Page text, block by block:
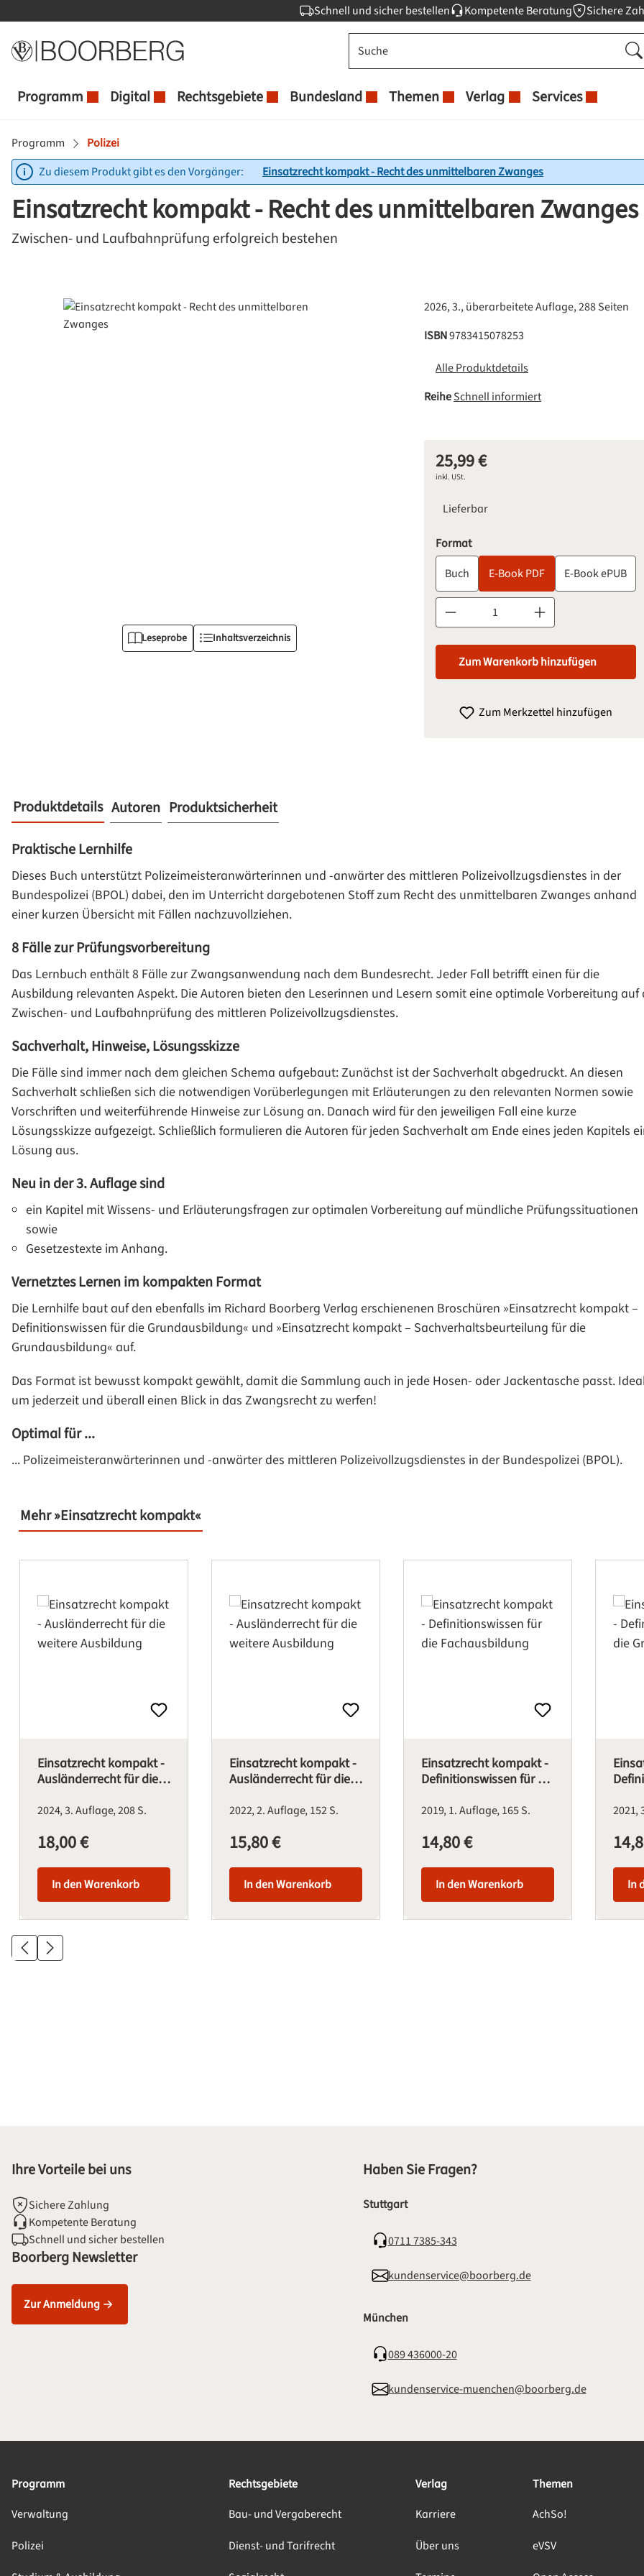
Schnell und sicher bestellen Kompetente Beratung Sichere
Programm Digital Rechtsgebiete Bundesland Themen Verlag Services
Programm
Polizei
Zu diesem Produkt gibt es den Vorgänger:
Einsatzrecht kompakt - Recht des unmittelbaren Zwanges
Einsatzrecht kompakt - Recht des unmittelbaren Zwanges
Zwischen- und Laufbahnprüfung erfolgreich bestehen
Bildergalerie überspringen
Leseprobe Inhaltsverzeichnis
2026, 3., überarbeitete Auflage, 288 Seiten
ISBN9783415078253
Alle Produktdetails
ReiheSchnell informiert
Regulärer Preis:
25,99 €
inkl. USt.
Lieferbar
Formatauswählen
Buch
E-Book PDF
E-Book ePUB
Produkt Anzahl: Gib den gewünschten
Zum Warenkorb hinzufügen
Zum Merkzettel hinzufügen
Produktdetails
Praktische Lernhilfe
Dieses Buch unterstützt Polizeimeisteranwärterinnen und -anwärter des mittleren Polizeivollzugsdienstes in der
Bundespolizei (BPOL) dabei, den im Unterricht dargebotenen Stoff zum Recht des unmittelbaren Zwanges anhand
einer kurzen Übersicht mit Fällen nachzuvollziehen.
8 Fälle zur Prüfungsvorbereitung
Das Lernbuch enthält 8 Fälle zur Zwangsanwendung nach dem Bundesrecht. Jeder Fall betrifft einen für die
Ausbildung relevanten Aspekt. Die Autoren bieten den Leserinnen und Lesern somit eine optimale Vorbereitung auf
Zwischen- und Laufbahnprüfung des mittleren Polizeivollzugsdienstes.
Sachverhalt, Hinweise, Lösungsskizze
Die Fälle sind immer nach dem gleichen Schema aufgebaut: Zunächst ist der Sachverhalt abgedruckt. An diesen
Sachverhalt schließen sich die notwendigen Vorüberlegungen mit Erläuterungen zu den relevanten Normen sowie
Vorschriften und weiterführende Hinweise zur Lösung an. Danach wird für den jeweiligen Fall eine kurze
Lösungsskizze aufgezeigt. Schließlich formulieren die Autoren für jeden Sachverhalt am Ende eines jeden Kapitels
Lösung aus.
Neu in der 3. Auflage sind
ein Kapitel mit Wissens- und Erläuterungsfragen zur optimalen Vorbereitung auf mündliche Prüfungssituationen
sowie
Gesetzestexte im Anhang.
Vernetztes Lernen im kompakten Format
Die Lernhilfe baut auf den ebenfalls im Richard Boorberg Verlag erschienenen Broschüren »Einsatzrecht kompakt –
Definitionswissen für die Grundausbildung« und »Einsatzrecht kompakt – Sachverhaltsbeurteilung für die
Grundausbildung« auf.
Das Format ist bewusst kompakt gewählt, damit die Sammlung auch in jede Hosen- oder Jackentasche passt.
um jederzeit und überall einen Blick in das Zwangsrecht zu werfen!
Optimal für ...
... Polizeimeisteranwärterinnen und -anwärter des mittleren Polizeivollzugsdienstes in der Bundespolizei (BPOL).
Autoren Produktsicherheit
Mehr »Einsatzrecht kompakt«
Produktgalerie überspringen
Einsatzrecht kompakt -
Ausländerrecht für die
20243. Auflage208 S.
Regulärer Preis:
18,00 €
In den Warenkorb
Einsatzrecht kompakt -
Ausländerrecht für die
20222. Auflage152 S.
Regulärer Preis:
15,80 €
In den Warenkorb
Einsatzrecht kompakt -
Definitionswissen für die
20191. Auflage165 S.
Regulärer Preis:
14,80 €
In den Warenkorb
2021
In
Ihre Vorteile bei uns
Sichere Zahlung
Kompetente Beratung
Schnell und sicher bestellen
Boorberg Newsletter
Zur Anmeldung
Haben Sie Fragen?
Stuttgart
0711 7385-343
kundenservice@boorberg.de
München
089 436000-20
kundenservice-muenchen@boorberg.de
Programm
Verwaltung
Polizei
Rechtsgebiete
Bau- und Vergaberecht
Dienst- und Tarifrecht
Verlag
Karriere
Über uns
Themen
AchSo!
eVSV